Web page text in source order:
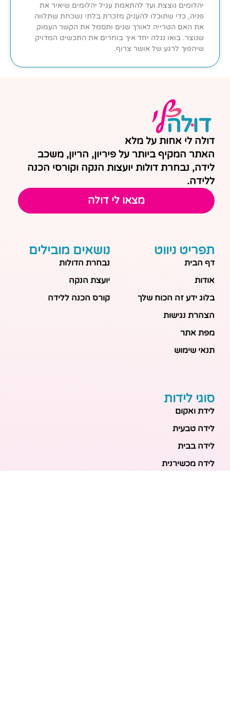
יהלומים נוצצת ועד להתאמת עגיל יהלומים שיאיר את
פניה, כדי שתוכלו להעניק מזכרת בלתי נשכחת שתלווה
את האם הטרייה לאורך שנים ותסמל את הקשר העמוק
שנוצר. בואו נגלה יחד איך בוחרים את התכשיט המדויק
שיהפוך לרגע של אושר צרוף.
דולה לי אחות על מלא
האתר המקיף ביותר על פיריון, הריון, משכב
לידה, נבחרת דולות יועצות הנקה וקורסי הכנה
ללידה.
מצאו לי דולה
תפריט ניווט
דף הבית
אודות
בלוג ידע זה הכוח שלך
הצהרת נגישות
מפת אתר
תנאי שימוש
נושאים מובילים
נבחרת הדולות
יועצת הנקה
קורס הכנה ללידה
סוגי לידות
לידת ואקום
לידה טבעית
לידה בבית
לידה מכשירנית